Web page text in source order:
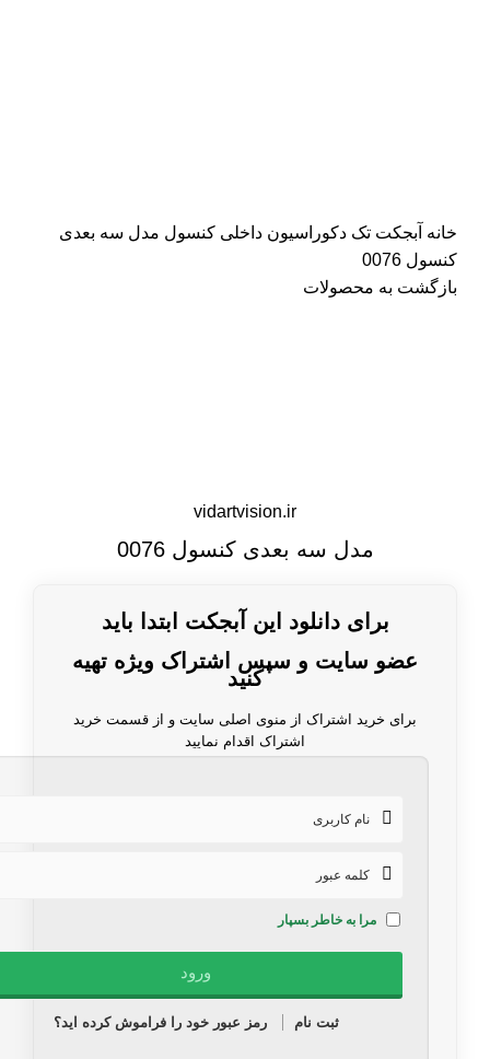
خانه آبجکت تک دکوراسیون داخلی کنسول مدل سه بعدی
کنسول 0076
بازگشت به محصولات
vidartvision.ir
مدل سه بعدی کنسول 0076
برای دانلود این آبجکت ابتدا باید
عضو سایت و سپس اشتراک ویژه تهیه
کنید
برای خرید اشتراک از منوی اصلی سایت و از قسمت خرید
اشتراک اقدام نمایید
مرا به خاطر بسپار
ثبت نام رمز عبور خود را فراموش کرده اید؟